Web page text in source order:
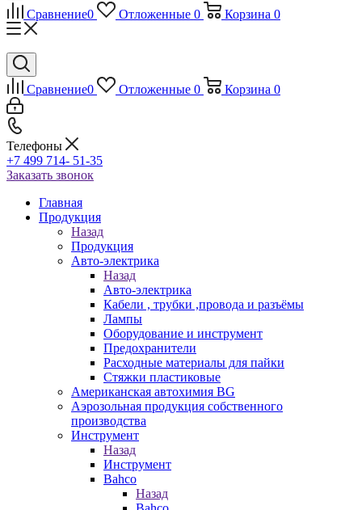
Сравнение0 Отложенные 0 Корзина 0
Сравнение0 Отложенные 0 Корзина 0
Телефоны
+7 499 714- 51-35
Заказать звонок
Главная
Продукция
Назад
Продукция
Авто-электрика
Назад
Авто-электрика
Кабели , трубки ,провода и разъёмы
Лампы
Оборудование и инструмент
Предохранители
Расходные материалы для пайки
Стяжки пластиковые
Американская автохимия BG
Аэрозольная продукция собственного
производства
Инструмент
Назад
Инструмент
Bahco
Назад